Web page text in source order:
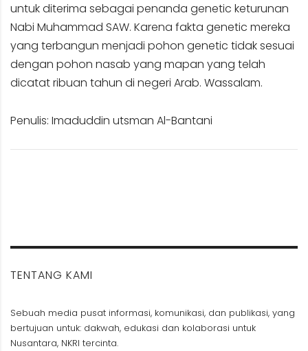
untuk diterima sebagai penanda genetic keturunan
Nabi Muhammad SAW. Karena fakta genetic mereka
yang terbangun menjadi pohon genetic tidak sesuai
dengan pohon nasab yang mapan yang telah
dicatat ribuan tahun di negeri Arab. Wassalam.
Penulis: Imaduddin utsman Al-Bantani
TENTANG KAMI
Sebuah media pusat informasi, komunikasi, dan publikasi, yang
bertujuan untuk: dakwah, edukasi dan kolaborasi untuk
Nusantara, NKRI tercinta.